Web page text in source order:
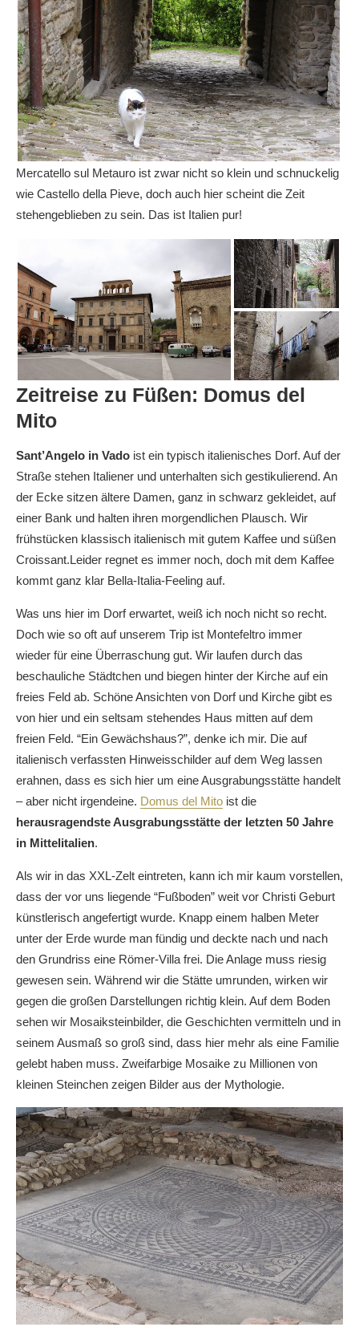
Mercatello sul Metauro ist zwar nicht so klein und schnuckelig
wie Castello della Pieve, doch auch hier scheint die Zeit
stehengeblieben zu sein. Das ist Italien pur!
Zeitreise zu Füßen: Domus del
Mito
Sant’Angelo in Vado ist ein typisch italienisches Dorf. Auf der
Straße stehen Italiener und unterhalten sich gestikulierend. An
der Ecke sitzen ältere Damen, ganz in schwarz gekleidet, auf
einer Bank und halten ihren morgendlichen Plausch. Wir
frühstücken klassisch italienisch mit gutem Kaffee und süßen
Croissant.Leider regnet es immer noch, doch mit dem Kaffee
kommt ganz klar Bella-Italia-Feeling auf.
Was uns hier im Dorf erwartet, weiß ich noch nicht so recht.
Doch wie so oft auf unserem Trip ist Montefeltro immer
wieder für eine Überraschung gut. Wir laufen durch das
beschauliche Städtchen und biegen hinter der Kirche auf ein
freies Feld ab. Schöne Ansichten von Dorf und Kirche gibt es
von hier und ein seltsam stehendes Haus mitten auf dem
freien Feld. “Ein Gewächshaus?”, denke ich mir. Die auf
italienisch verfassten Hinweisschilder auf dem Weg lassen
erahnen, dass es sich hier um eine Ausgrabungsstätte handelt
– aber nicht irgendeine. Domus del Mito ist die
herausragendste Ausgrabungsstätte der letzten 50 Jahre
in Mittelitalien.
Als wir in das XXL-Zelt eintreten, kann ich mir kaum vorstellen,
dass der vor uns liegende “Fußboden” weit vor Christi Geburt
künstlerisch angefertigt wurde. Knapp einem halben Meter
unter der Erde wurde man fündig und deckte nach und nach
den Grundriss eine Römer-Villa frei. Die Anlage muss riesig
gewesen sein. Während wir die Stätte umrunden, wirken wir
gegen die großen Darstellungen richtig klein. Auf dem Boden
sehen wir Mosaiksteinbilder, die Geschichten vermitteln und in
seinem Ausmaß so groß sind, dass hier mehr als eine Familie
gelebt haben muss. Zweifarbige Mosaike zu Millionen von
kleinen Steinchen zeigen Bilder aus der Mythologie.